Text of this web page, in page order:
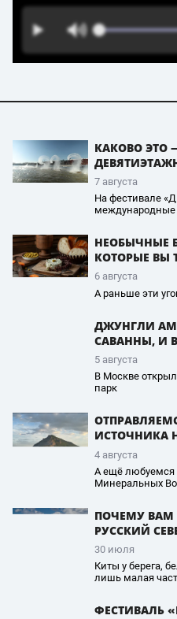
КАКОВО ЭТО
7 августа
На фестивале
международные
НЕОБЫЧНЫЕ
КОТОРЫЕ ВЫ
6 августа
А раньше эти
ДЖУНГЛИ
САВАННЫ, И
5 августа
В Москве
парк
ИСТОЧНИКА
4 августа
А ещё любуемся
Минеральных
ПОЧЕМУ ВАМ
РУССКИЙ
30 июля
Киты у берега,
лишь малая
ФЕСТИВАЛЬ